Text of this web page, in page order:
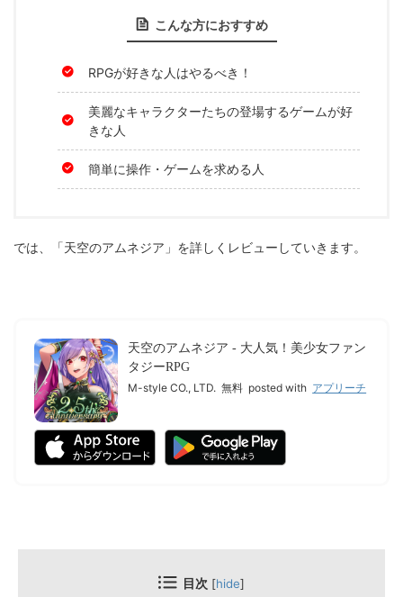
こんな方におすすめ
RPGが好きな人はやるべき！
美麗なキャラクターたちの登場するゲームが好
きな人
簡単に操作・ゲームを求める人
では、「天空のアムネジア」を詳しくレビューしていきます。
天空のアムネジア - 大人気！美少女ファン
タジーRPG
M-style CO., LTD. 無料 posted with アプリーチ
目次 [hide]